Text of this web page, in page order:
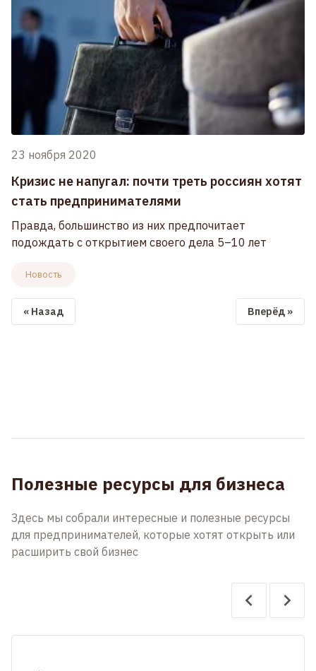
23 ноября 2020
Кризис не напугал: почти треть россиян хотят
стать предпринимателями
Правда, большинство из них предпочитает
подождать с открытием своего дела 5–10 лет
Новость
« Назад Вперёд »
Полезные ресурсы для бизнеса
Здесь мы собрали интересные и полезные ресурсы
для предпринимателей, которые хотят открыть или
расширить свой бизнес